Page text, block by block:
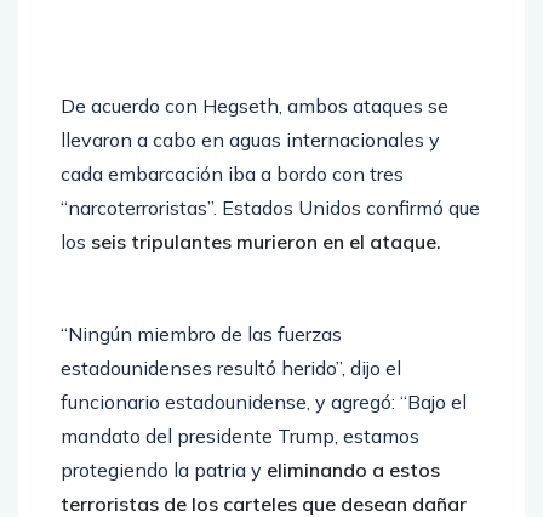
De acuerdo con Hegseth, ambos ataques se
llevaron a cabo en aguas internacionales y
cada embarcación iba a bordo con tres
“narcoterroristas”. Estados Unidos confirmó que
los seis tripulantes murieron en el ataque.
“Ningún miembro de las fuerzas
estadounidenses resultó herido”, dijo el
funcionario estadounidense, y agregó: “Bajo el
mandato del presidente Trump, estamos
protegiendo la patria y eliminando a estos
terroristas de los carteles que desean dañar